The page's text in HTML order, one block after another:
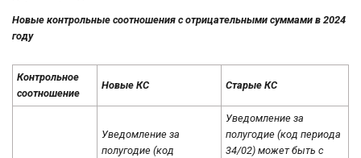
Новые контрольные соотношения с отрицательными суммами в 2024
году
Контрольное
соотношение
Новые КС Старые КС
Уведомление за
полугодие (код
Уведомление за
полугодие (код периода
34/02) может быть с